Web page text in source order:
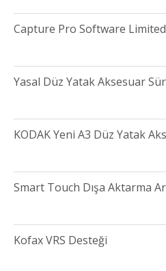
Capture Pro Software
Yasal Düz Yatak Aksesuar
KODAK Yeni A3 Düz Yatak
Smart Touch Dışa Aktarma
Kofax VRS Desteği